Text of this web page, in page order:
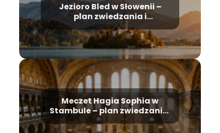
Jezioro Bled w Słowenii –
plan zwiedzania i
najważniejsze atrakcje
Meczet Hagia Sophia w
Stambule – plan zwiedzania,
historia, bilety